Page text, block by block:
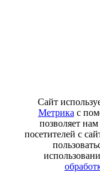
Сайт
Метрика с
позволяет
посетителей с